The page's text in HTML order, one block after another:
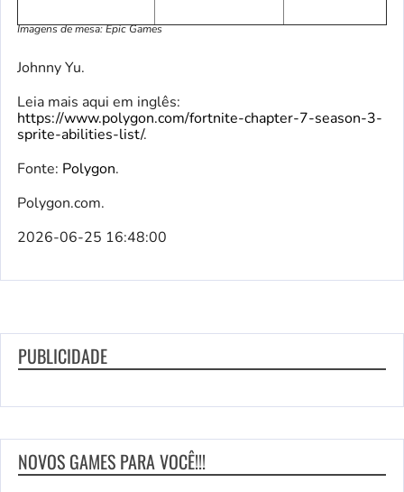
Imagens de mesa: Epic Games
Johnny Yu.
Leia mais aqui em inglês:
https://www.polygon.com/fortnite-chapter-7-season-3-
sprite-abilities-list/.
Fonte: Polygon.
Polygon.com.
2026-06-25 16:48:00
PUBLICIDADE
NOVOS GAMES PARA VOCÊ!!!